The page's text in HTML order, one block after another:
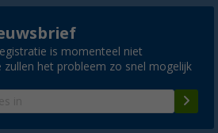
is momenteel niet
zullen het probleem zo snel mogelijk